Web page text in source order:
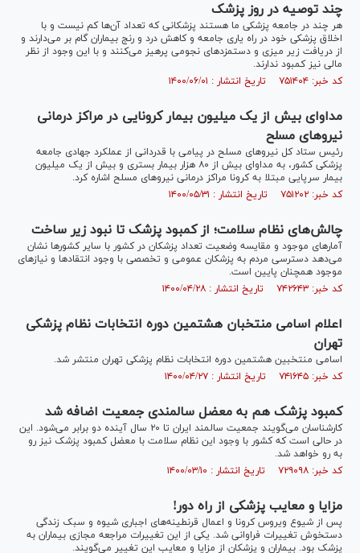
چند توصیه در روز پزشک
هر چند در جامعه پزشکی ما هستند پزشکانی که تعداد آن‌ها کم نیست و با
اخلاق پزشکی خود در راه یاری جامعه و کاهش درد و رنج بیماران گام بر می‌دارند و
از دریافت زیر میزی و دستمزد‌های نجومی پرهیز می‌کنند و با این وجود از نظر
مالی نیز کمبود ندارند.
کد خبر: ۷۵۱۴۰۴ تاریخ انتشار : ۱۴۰۰/۰۶/۰۱
مداوای بیش از یک میلیون بیمار کرونایی در مراکز درمانی
نیرو‌های مسلح
رئیس ستاد کل نیرو‌های مسلح در پیامی با قدردانی از عملکرد جهادی جامعه
پزشکی کشور، به مداوای بیش از ۸۰ هزار بیمار بستری و بیش از یک میلیون
بیمار سرپایی مبتلا به کرونا مراکز درمانی نیرو‌های مسلح اشاره کرد.
کد خبر: ۷۵۱۲۰۲ تاریخ انتشار : ۱۴۰۰/۰۵/۳۱
چالش‌های نظام سلامت؛ از کمبود پزشک تا نبود زیر ساخت
آمار‌های موجود و مقایسه وضعیت تعداد پزشکان در کشور با سایر کشور‌ها نشان
می‌دهد دسترسی مردم به پزشکان عمومی و تخصصی با وجود انتقاد‌ها و نیاز‌های
موجود همچنان پایین است.
کد خبر: ۷۴۲۶۴۳ تاریخ انتشار : ۱۴۰۰/۰۴/۲۸
اعلام اسامی منتخبان هشتمین دوره انتخابات نظام پزشکی
تهران
اسامی منتخبین هشتمین دوره انتخابات نظام پزشکی تهران منتشر شد.
کد خبر: ۷۴۱۶۴۵ تاریخ انتشار : ۱۴۰۰/۰۴/۲۷
کمبود پزشک هم به معضل سالمندی جمعیت اضافه شد
کارشناسان می‌گویند جمعیت سالمند ایران تا ۲۰ سال آینده دو برابر می‌شود. این
در حالی است که کشور با وجود این نظام سلامت با معضل کمبود پزشک نیز رو
به رو خواهد شد.
کد خبر: ۷۲۹۰۹۸ تاریخ انتشار : ۱۴۰۰/۰۳/۱۰
مزایا و معایب پزشکی از راه دور!
پس از شیوع ویروس کرونا و اعمال قرنطینه‌های اجباری شیوه و سبک زندگی
دستخوش تغییرات فراوانی شد. یکی از این تغییرات مراجعه مجازی بیماران به
پزشک بود. بیماران و پزشکان از مزایا و معایب این تغییر می‌گویند.